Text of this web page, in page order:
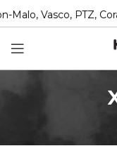
Vasco, PTZ,